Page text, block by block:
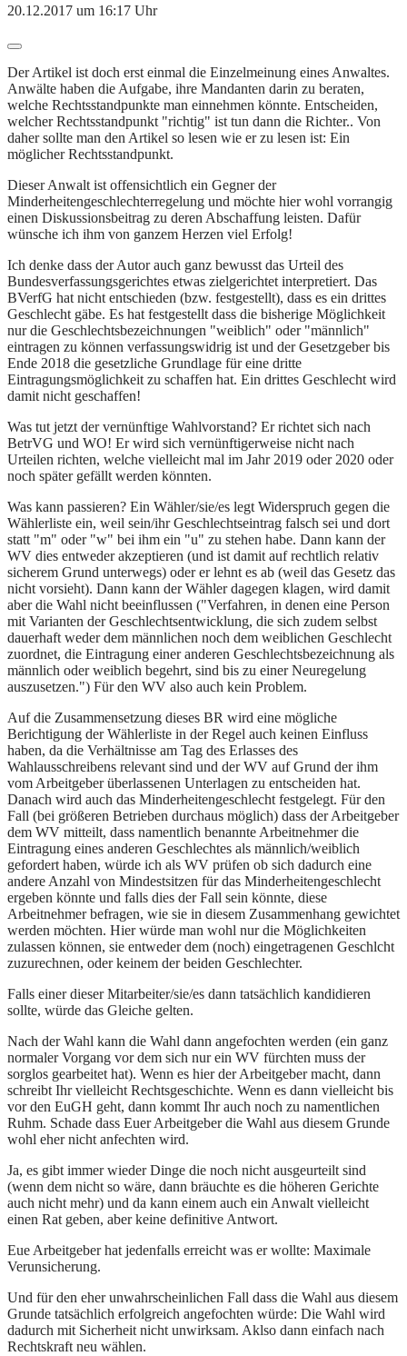
20.12.2017 um 16:17 Uhr
Der Artikel ist doch erst einmal die Einzelmeinung eines Anwaltes.
Anwälte haben die Aufgabe, ihre Mandanten darin zu beraten,
welche Rechtsstandpunkte man einnehmen könnte. Entscheiden,
welcher Rechtsstandpunkt "richtig" ist tun dann die Richter.. Von
daher sollte man den Artikel so lesen wie er zu lesen ist: Ein
möglicher Rechtsstandpunkt.
Dieser Anwalt ist offensichtlich ein Gegner der
Minderheitengeschlechterregelung und möchte hier wohl vorrangig
einen Diskussionsbeitrag zu deren Abschaffung leisten. Dafür
wünsche ich ihm von ganzem Herzen viel Erfolg!
Ich denke dass der Autor auch ganz bewusst das Urteil des
Bundesverfassungsgerichtes etwas zielgerichtet interpretiert. Das
BVerfG hat nicht entschieden (bzw. festgestellt), dass es ein drittes
Geschlecht gäbe. Es hat festgestellt dass die bisherige Möglichkeit
nur die Geschlechtsbezeichnungen "weiblich" oder "männlich"
eintragen zu können verfassungswidrig ist und der Gesetzgeber bis
Ende 2018 die gesetzliche Grundlage für eine dritte
Eintragungsmöglichkeit zu schaffen hat. Ein drittes Geschlecht wird
damit nicht geschaffen!
Was tut jetzt der vernünftige Wahlvorstand? Er richtet sich nach
BetrVG und WO! Er wird sich vernünftigerweise nicht nach
Urteilen richten, welche vielleicht mal im Jahr 2019 oder 2020 oder
noch später gefällt werden könnten.
Was kann passieren? Ein Wähler/sie/es legt Widerspruch gegen die
Wählerliste ein, weil sein/ihr Geschlechtseintrag falsch sei und dort
statt "m" oder "w" bei ihm ein "u" zu stehen habe. Dann kann der
WV dies entweder akzeptieren (und ist damit auf rechtlich relativ
sicherem Grund unterwegs) oder er lehnt es ab (weil das Gesetz das
nicht vorsieht). Dann kann der Wähler dagegen klagen, wird damit
aber die Wahl nicht beeinflussen ("Verfahren, in denen eine Person
mit Varianten der Geschlechtsentwicklung, die sich zudem selbst
dauerhaft weder dem männlichen noch dem weiblichen Geschlecht
zuordnet, die Eintragung einer anderen Geschlechtsbezeichnung als
männlich oder weiblich begehrt, sind bis zu einer Neuregelung
auszusetzen.") Für den WV also auch kein Problem.
Auf die Zusammensetzung dieses BR wird eine mögliche
Berichtigung der Wählerliste in der Regel auch keinen Einfluss
haben, da die Verhältnisse am Tag des Erlasses des
Wahlausschreibens relevant sind und der WV auf Grund der ihm
vom Arbeitgeber überlassenen Unterlagen zu entscheiden hat.
Danach wird auch das Minderheitengeschlecht festgelegt. Für den
Fall (bei größeren Betrieben durchaus möglich) dass der Arbeitgeber
dem WV mitteilt, dass namentlich benannte Arbeitnehmer die
Eintragung eines anderen Geschlechtes als männlich/weiblich
gefordert haben, würde ich als WV prüfen ob sich dadurch eine
andere Anzahl von Mindestsitzen für das Minderheitengeschlecht
ergeben könnte und falls dies der Fall sein könnte, diese
Arbeitnehmer befragen, wie sie in diesem Zusammenhang gewichtet
werden möchten. Hier würde man wohl nur die Möglichkeiten
zulassen können, sie entweder dem (noch) eingetragenen Geschlcht
zuzurechnen, oder keinem der beiden Geschlechter.
Falls einer dieser Mitarbeiter/sie/es dann tatsächlich kandidieren
sollte, würde das Gleiche gelten.
Nach der Wahl kann die Wahl dann angefochten werden (ein ganz
normaler Vorgang vor dem sich nur ein WV fürchten muss der
sorglos gearbeitet hat). Wenn es hier der Arbeitgeber macht, dann
schreibt Ihr vielleicht Rechtsgeschichte. Wenn es dann vielleicht bis
vor den EuGH geht, dann kommt Ihr auch noch zu namentlichen
Ruhm. Schade dass Euer Arbeitgeber die Wahl aus diesem Grunde
wohl eher nicht anfechten wird.
Ja, es gibt immer wieder Dinge die noch nicht ausgeurteilt sind
(wenn dem nicht so wäre, dann bräuchte es die höheren Gerichte
auch nicht mehr) und da kann einem auch ein Anwalt vielleicht
einen Rat geben, aber keine definitive Antwort.
Eue Arbeitgeber hat jedenfalls erreicht was er wollte: Maximale
Verunsicherung.
Und für den eher unwahrscheinlichen Fall dass die Wahl aus diesem
Grunde tatsächlich erfolgreich angefochten würde: Die Wahl wird
dadurch mit Sicherheit nicht unwirksam. Aklso dann einfach nach
Rechtskraft neu wählen.